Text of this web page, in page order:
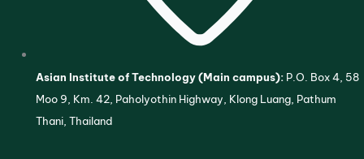
Asian Institute of Technology (Main campus):P.O. Box 4, 58
Moo 9, Km. 42, Paholyothin Highway, Klong Luang, Pathum
Thani, Thailand